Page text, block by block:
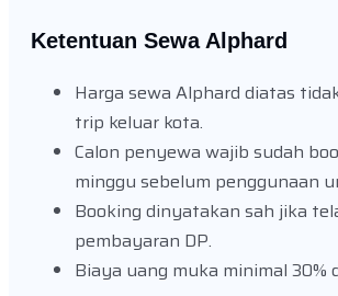
Ketentuan Sewa Alphard
Harga sewa Alphard diatas
trip keluar kota.
Calon penyewa wajib sudah
minggu sebelum penggunaan
Booking dinyatakan sah jika
pembayaran DP.
Biaya uang muka minimal 30%